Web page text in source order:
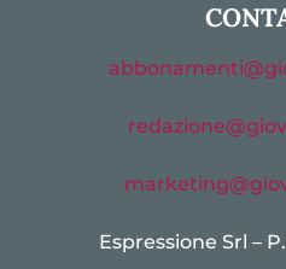
Espressione Srl –